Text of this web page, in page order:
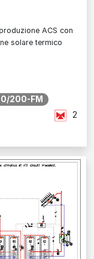
ACS con
solare termico
200-FM
2